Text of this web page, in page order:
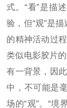
式。“看”是描
验，但“观”是
的精神活动过
类似电影胶片
有一背景，因
中，不可能是
场的“观”。“境